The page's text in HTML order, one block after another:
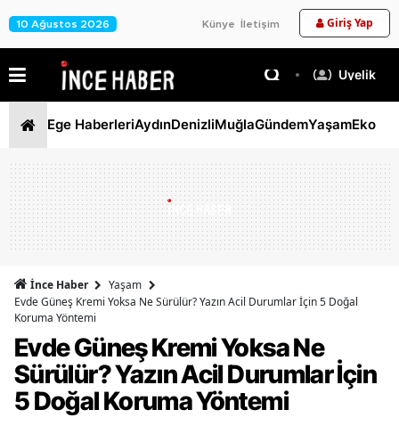
10 Ağustos 2026 Künye İletişim Giriş Yap
Üyelik
Ege HaberleriAydınDenizliMuğlaGündemYaşam
İnce Haber
Yaşam
Evde Güneş Kremi Yoksa Ne Sürülür? Yazın Acil Durumlar İçin 5 Doğal
Koruma Yöntemi
Evde Güneş Kremi Yoksa Ne
Sürülür? Yazın Acil Durumlar İçin
5 Doğal Koruma Yöntemi